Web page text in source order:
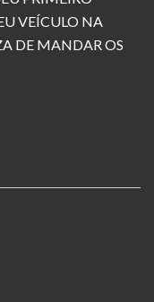
VEÍCULO NA
DE MANDAR OS